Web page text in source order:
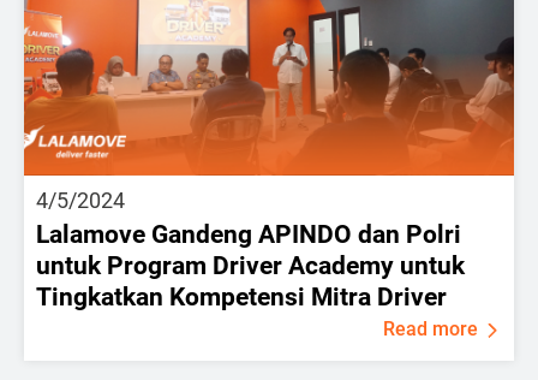
4/5/2024
Lalamove Gandeng APINDO dan Polri
untuk Program Driver Academy untuk
Tingkatkan Kompetensi Mitra Driver
Read more